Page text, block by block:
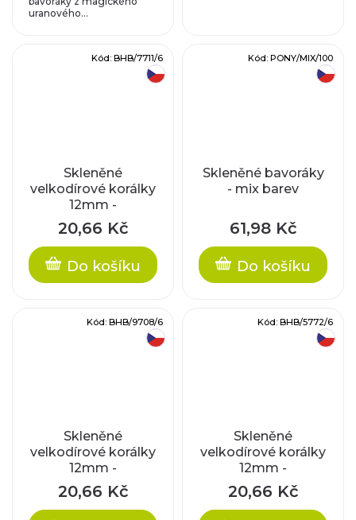
uranového...
Skleněné
velkodírové korálky
12mm -
růžové/stříbrný
průtah
20,66 Kč
Do košíku
Kód: BHB/7711/6
Skleněné bavoráky
- mix barev
61,98 Kč
Do košíku
Kód: PONY/MIX/100
Skleněné
velkodírové korálky
12mm -
červené/stříbrný
průtah
20,66 Kč
Kód: BHB/9708/6
Skleněné
velkodírové korálky
12mm -
zelené/stříbrný
průtah
20,66 Kč
Kód: BHB/5772/6